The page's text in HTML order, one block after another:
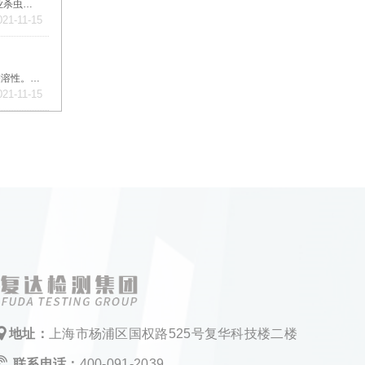
氟化钠，是一种无机化合物，化学式为NaF，是一种重要的氟化盐，是制造其他氟化物原料。主要应用在涂装工业中作磷化促进剂、农业杀虫剂、密封材料、防腐剂等各个领域。
11-15
聚乙二醇是一种高分子聚合物，化学式是HO(CH2CH2O)nH ，无刺激性，味微苦，具有良好的水溶性，并与许多有机物组份有良好的相溶性。具有优良的润滑性、保湿性、分散性、粘接性。
11-15
地址： 上海市杨浦区国权路525号复华科技楼二楼